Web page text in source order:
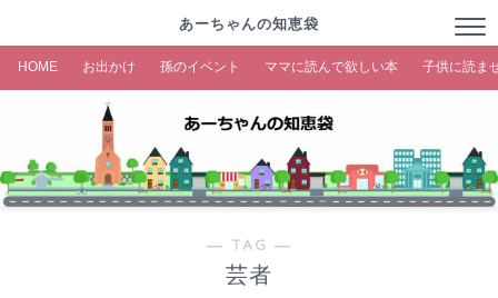
あーちゃんの知恵袋
HOME お出かけ 孫のイベント ママに読んで欲しい本 子供に読ま
― TAG ―
芸者